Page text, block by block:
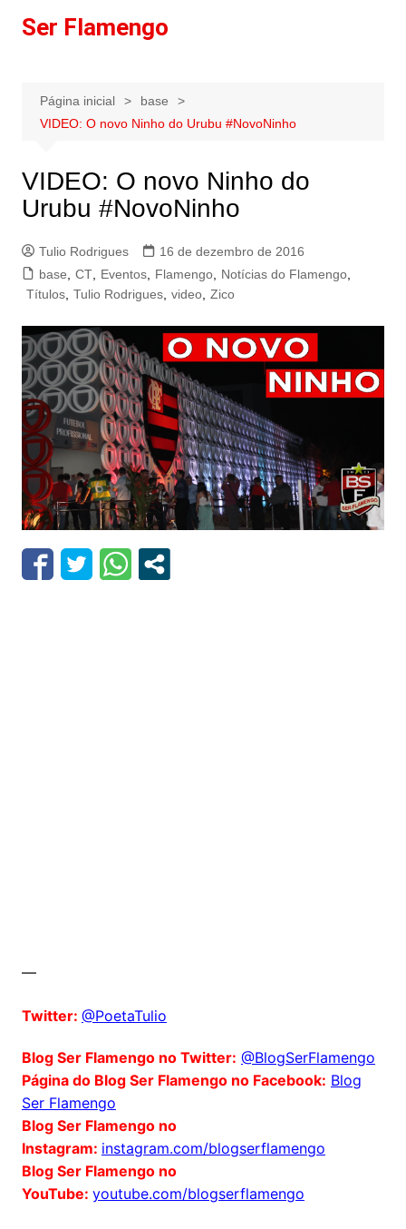
paraSer Flamengo
Página inicial
base
VIDEO: O novo Ninho do Urubu #NovoNinho
VIDEO: O novo Ninho do
Urubu #NovoNinho
Tulio Rodrigues
16 de dezembro de 2016
base
CT, Eventos, Flamengo, Notícias do Flamengo,
Títulos, Tulio Rodrigues, video, Zico
—
Twitter: @PoetaTulio
Blog Ser Flamengo no Twitter: @BlogSerFlamengo
Página do Blog Ser Flamengo no Facebook: Blog
Ser Flamengo
Blog Ser Flamengo no
Instagram: instagram.com/blogserflamengo
Blog Ser Flamengo no
YouTube: youtube.com/blogserflamengo